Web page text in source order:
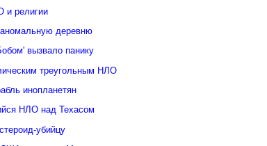
и религии
аномальную деревню
вызвало панику
треугольным НЛО
инопланетян
НЛО над Техасом
убийцу